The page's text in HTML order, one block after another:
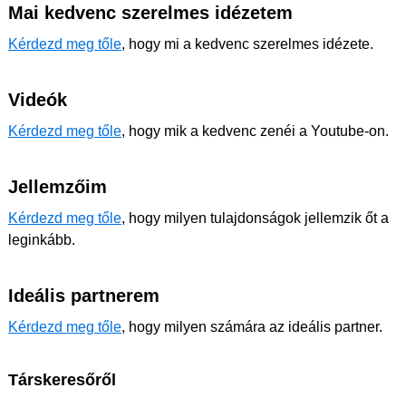
Mai kedvenc szerelmes idézetem
Kérdezd meg tőle, hogy mi a kedvenc szerelmes idézete.
Videók
Kérdezd meg tőle, hogy mik a kedvenc zenéi a Youtube-on.
Jellemzőim
Kérdezd meg tőle, hogy milyen tulajdonságok jellemzik őt a
leginkább.
Ideális partnerem
Kérdezd meg tőle, hogy milyen számára az ideális partner.
Társkeresőről